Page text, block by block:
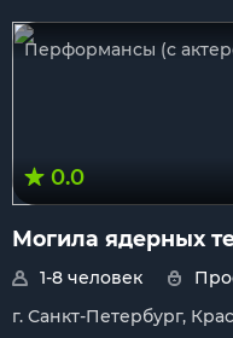
Перформансы (с
0.0
Могила ядерных
1-8 человек
г. Санкт-Петербург,